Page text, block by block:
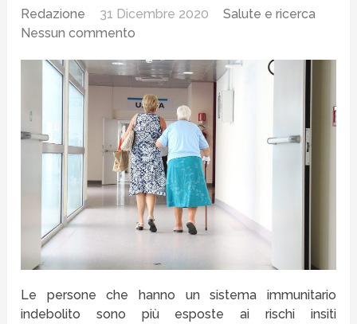
Redazione 31 Dicembre 2020
Salute e ricerca
Nessun commento
Le persone che hanno un sistema immunitario
indebolito sono più esposte ai rischi insiti